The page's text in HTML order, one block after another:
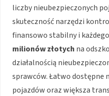
liczby nieubezpieczonych
skuteczność narzędzi
finansowo stabilny i
milionów złotych na
działalnością
sprawców. Łatwo dostępne
pojazdów oraz większa